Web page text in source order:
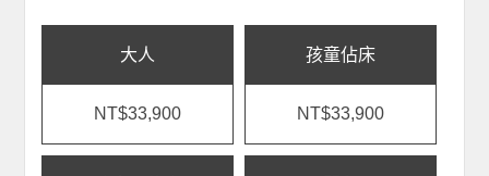
大人
NT$33,900
孩童佔床
NT$33,900